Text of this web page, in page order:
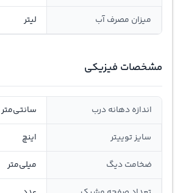
میزان مصرف آب لیتر
مشخصات فیزیکی
اندازه دهانه درب سانتی‌متر
سایز توییتر اینچ
ضخامت دیگ میلی‌متر